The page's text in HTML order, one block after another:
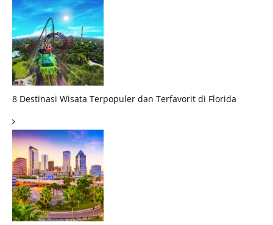
8 Destinasi Wisata Terpopuler dan Terfavorit di Florida